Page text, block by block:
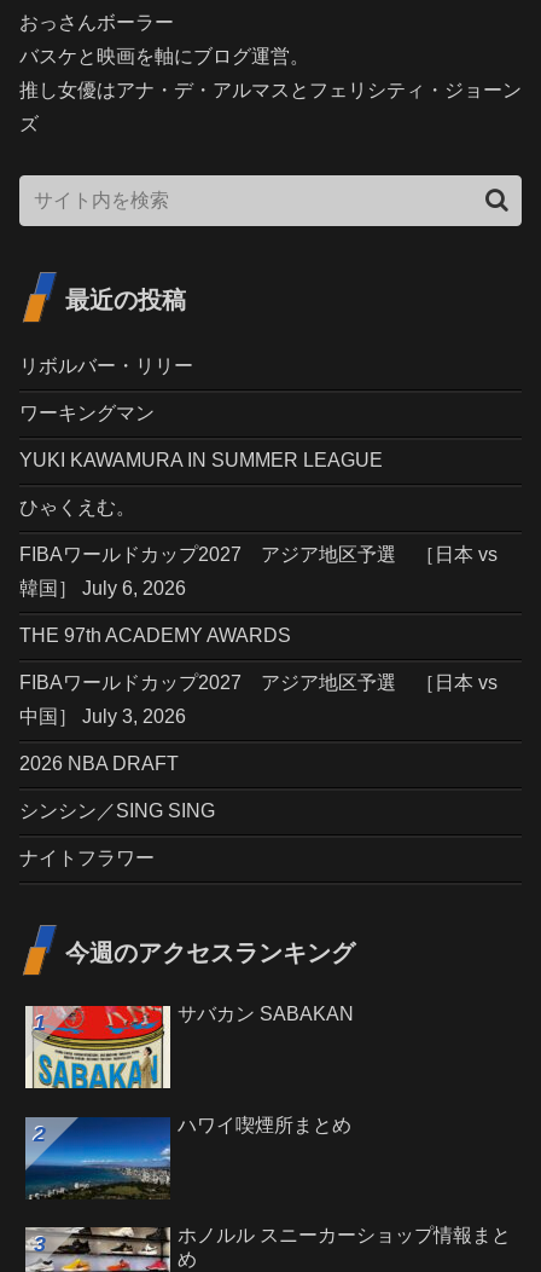
おっさんボーラー
バスケと映画を軸にブログ運営。
推し女優はアナ・デ・アルマスとフェリシティ・ジョーン
ズ
最近の投稿
リボルバー・リリー
ワーキングマン
YUKI KAWAMURA IN SUMMER LEAGUE
ひゃくえむ。
FIBAワールドカップ2027 アジア地区予選 ［日本 vs
韓国］ July 6, 2026
THE 97th ACADEMY AWARDS
FIBAワールドカップ2027 アジア地区予選 ［日本 vs
中国］ July 3, 2026
2026 NBA DRAFT
シンシン／SING SING
ナイトフラワー
今週のアクセスランキング
サバカン SABAKAN
ハワイ喫煙所まとめ
ホノルル スニーカーショップ情報まと
め